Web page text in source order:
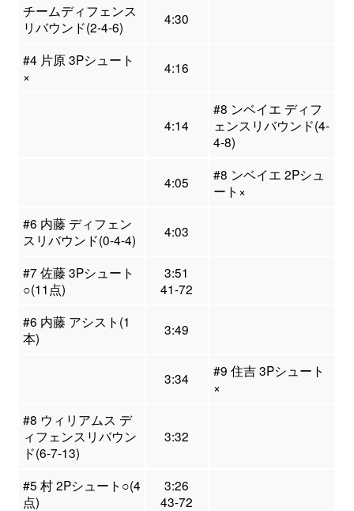
チームディフェンス
リバウンド(2-4-6)
4:30
#4 片原 3Pシュート
×
4:16
4:14
#8 ンベイエ ディフ
ェンスリバウンド(4-
4-8)
4:05
#8 ンベイエ 2Pシュ
ート×
#6 内藤 ディフェン
スリバウンド(0-4-4)
4:03
#7 佐藤 3Pシュート
○(11点)
3:51
41-72
#6 内藤 アシスト(1
本)
3:49
3:34
#9 住吉 3Pシュート
×
#8 ウィリアムス デ
ィフェンスリバウン
ド(6-7-13)
3:32
#5 村 2Pシュート○(4
点)
3:26
43-72